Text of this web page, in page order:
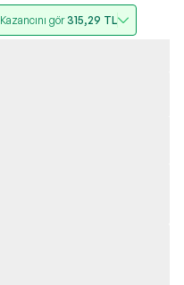
Kazancını gör315,29 TL